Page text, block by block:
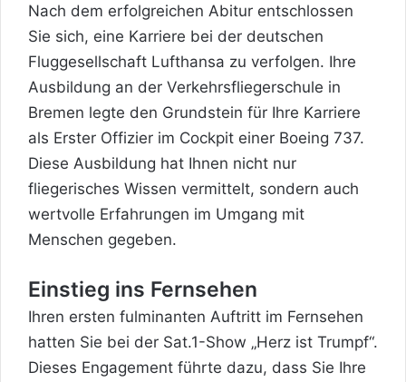
Nach dem erfolgreichen Abitur entschlossen
Sie sich, eine Karriere bei der deutschen
Fluggesellschaft Lufthansa zu verfolgen. Ihre
Ausbildung an der Verkehrsfliegerschule in
Bremen legte den Grundstein für Ihre Karriere
als Erster Offizier im Cockpit einer Boeing 737.
Diese Ausbildung hat Ihnen nicht nur
fliegerisches Wissen vermittelt, sondern auch
wertvolle Erfahrungen im Umgang mit
Menschen gegeben.
Einstieg ins Fernsehen
Ihren ersten fulminanten Auftritt im Fernsehen
hatten Sie bei der Sat.1-Show „Herz ist Trumpf“.
Dieses Engagement führte dazu, dass Sie Ihre